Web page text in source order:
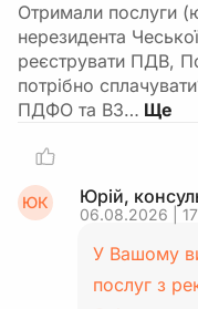
Отримали послуги
нерезидента
реєструвати ПДВ,
потрібно
ПДФО та ВЗ…
ЮК Юрій,
06.08.2026 |
У Вашому
послуг з